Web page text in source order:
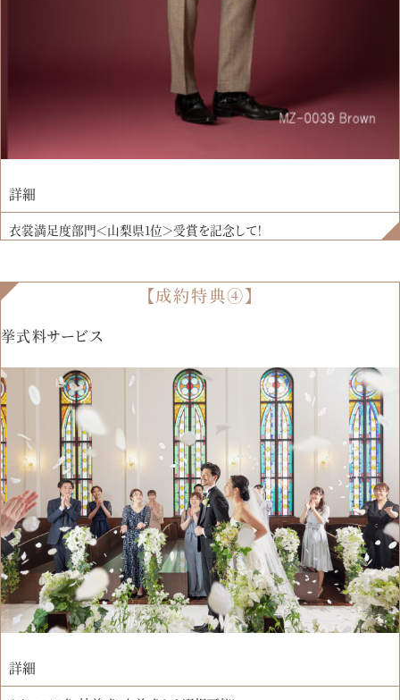
詳細
衣裳満足度部門＜山梨県1位＞受賞を記念して！
【成約特典④】
挙式料サービス
詳細